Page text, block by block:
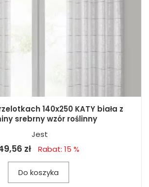
140x250 KATY biała z
srebrny wzór roślinny
Jest
zł Rabat: 15 %
Do koszyka